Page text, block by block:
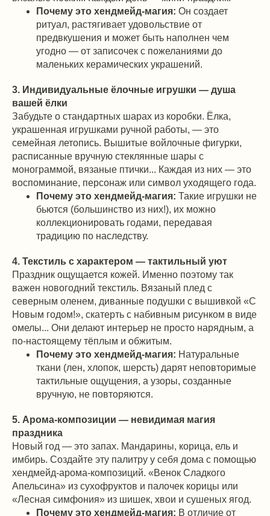
Почему это хендмейд-магия: Он создает
ритуал, растягивает удовольствие от
предвкушения и может быть наполнен чем
угодно — от записочек с пожеланиями до
маленьких керамических украшений.
3. Индивидуальные ёлочные игрушки — душа
вашей ёлки
Забудьте о стандартных шарах из коробки. Ёлка,
украшенная игрушками ручной работы, — это
семейная летопись. Вышитые войлочные фигурки,
расписанные вручную стеклянные шары с
монограммой, вязаные птички... Каждая из них — это
воспоминание, персонаж или символ уходящего года.
Почему это хендмейд-магия: Такие игрушки не
бьются (большинство из них!), их можно
коллекционировать годами, передавая
традицию по наследству.
4. Текстиль с характером — тактильный уют
Праздник ощущается кожей. Именно поэтому так
важен новогодний текстиль. Вязаный плед с
северным оленем, диванные подушки с вышивкой «С
Новым годом!», скатерть с набивным рисунком в виде
омелы... Они делают интерьер не просто нарядным, а
по-настоящему тёплым и обжитым.
Почему это хендмейд-магия: Натуральные
ткани (лен, хлопок, шерсть) дарят неповторимые
тактильные ощущения, а узоры, созданные
вручную, не повторяются.
5. Арома-композиции — невидимая магия
праздника
Новый год — это запах. Мандарины, корица, ель и
имбирь. Создайте эту палитру у себя дома с помощью
хендмейд-арома-композиций. «Венок Сладкого
Апельсина» из сухофруктов и палочек корицы или
«Лесная симфония» из шишек, хвои и сушеных ягод.
Почему это хендмейд-магия: В отличие от